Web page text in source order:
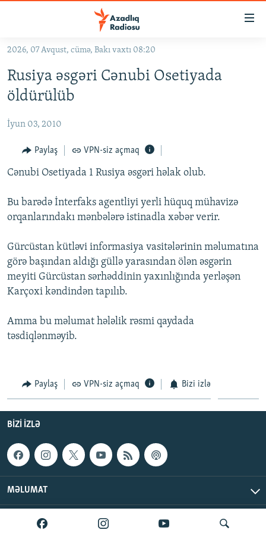
Əsas
qayıt
Əsas
qayıt
#İZAHLA
#ƏSLINDƏ
FƏRQƏ BAX
QANUNI DOĞRU
MULTIMEDIA
FOTOQALEREYA
İNFOQRAFIKA
KARIKATURA
OXU ZALI
AZƏRBAYCAN ƏDƏBIYYATI KITABXANASI
İSLAM VƏ DEMOKRATIYA
İZ - MƏDƏNIYYƏT PROQRAMI
HAQQIMIZDA
MISSIYAMIZ
PEŞƏ ETIKASI VƏ JURNALISTIKA STANDARTLARIMIZ
MATERIALLARIMIZDAN ISTIFADƏ
AZADLIQRADIOSU MOBIL TELEFONUNUZDA
XƏBƏR BÜLLETENLƏRIMIZ
BIZI IZLƏ
RFE/RL-in bütün saytları
2026, 07 Avqust, cümə, Bakı vaxtı 08:20
Rusiya əsgəri Cənubi Osetiyada
öldürülüb
İyun 03, 2010
Paylaş VPN-siz açmaq
Cənubi Osetiyada 1 Rusiya əsgəri həlak olub.
Bu barədə İnterfaks agentliyi yerli hüquq mühavizə
orqanlarındakı mənbələrə istinadla xəbər verir.
Gürcüstan kütləvi informasiya vasitələrinin məlumatına
görə başından aldığı güllə yarasından ölən əsgərin
meyiti Gürcüstan sərhəddinin yaxınlığında yerləşən
Karçoxi kəndindən tapılıb.
Amma bu məlumat hələlik rəsmi qaydada
təsdiqlənməyib.
Paylaş VPN-siz açmaq Bizi izlə
BIZI IZLƏ
MƏLUMAT
AzadlıqRadiosu © 2026 Inc. | Bütün hüquqlar qorunur